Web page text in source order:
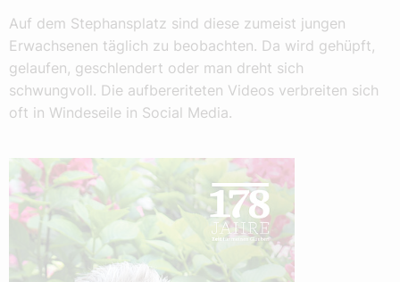
Auf dem Stephansplatz sind diese zumeist jungen
Erwachsenen täglich zu beobachten. Da wird gehüpft,
gelaufen, geschlendert oder man dreht sich
schwungvoll. Die aufbereriteten Videos verbreiten sich
oft in Windeseile in Social Media.